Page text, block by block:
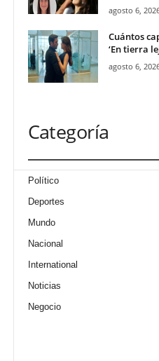
agosto 6,
Cuántos
‘En tierra
agosto 6,
Categoría
Político
Deportes
Mundo
Nacional
International
Noticias
Negocio